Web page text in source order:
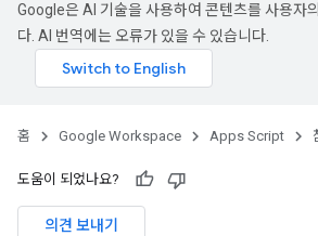
Google은 AI 기술을 사용하여 콘텐츠를 사용자
다. AI 번역에는 오류가 있을 수 있습니다.
홈 Google Workspace Apps Script
도움이 되었나요?
의견 보내기